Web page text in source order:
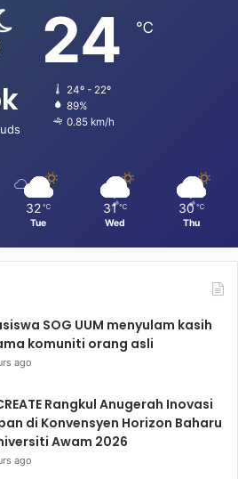
24 ℃
24º - 22º
89%
0.85 km/h
32 ℃
Tue
31 ℃
Wed
30 ℃
Thu
SOG UUM menyulam kasih
komuniti orang asli
ago
Rangkul Anugerah Inovasi
di Konvensyen Horizon Baharu
Awam 2026
ago